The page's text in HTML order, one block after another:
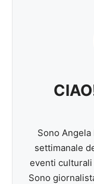
Sono
settimanale
eventi culturali
Sono